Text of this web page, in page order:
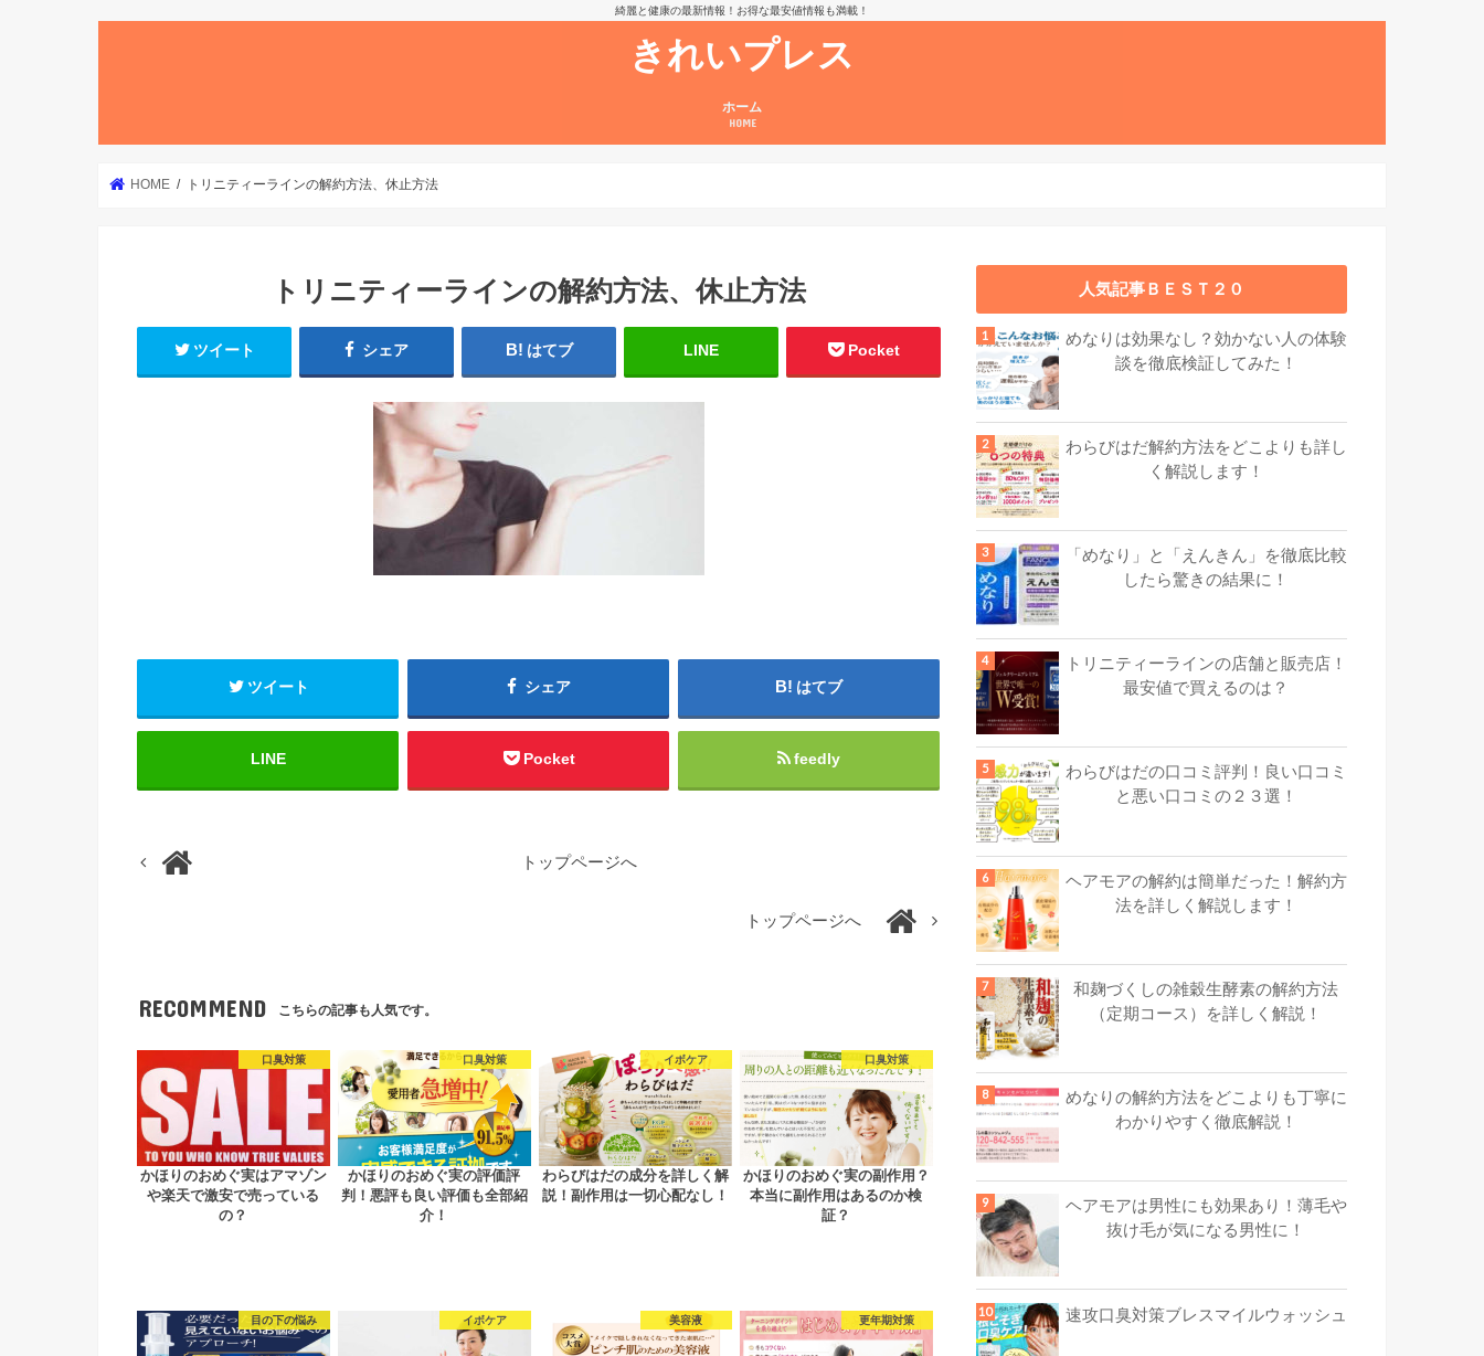
綺麗と健康の最新情報！お得な最安値情報も満載！
きれいプレス
ホーム
HOME
HOME トリニティーラインの解約方法、休止方法
トリニティーラインの解約方法、休止方法
ツイート シェア はてブ LINE Pocket
ツイート シェア はてブ
LINE Pocket feedly
トップページへ
トップページへ
RECOMMEND こちらの記事も人気です。
口臭対策
かほりのおめぐ実はアマゾン
や楽天で激安で売っている
の？
口臭対策
かほりのおめぐ実の評価評
判！悪評も良い評価も全部紹
介！
イボケア
わらびはだの成分を詳しく解
説！副作用は一切心配なし！
口臭対策
かほりのおめぐ実の副作用？
本当に副作用はあるのか検
証？
目の下の悩み イボケア 美容液 更年期対策
人気記事ＢＥＳＴ２０
めなりは効果なし？効かない人の体験
談を徹底検証してみた！
わらびはだ解約方法をどこよりも詳し
く解説します！
「めなり」と「えんきん」を徹底比較
したら驚きの結果に！
トリニティーラインの店舗と販売店！
最安値で買えるのは？
わらびはだの口コミ評判！良い口コミ
と悪い口コミの２３選！
ヘアモアの解約は簡単だった！解約方
法を詳しく解説します！
和麹づくしの雑穀生酵素の解約方法
（定期コース）を詳しく解説！
めなりの解約方法をどこよりも丁寧に
わかりやすく徹底解説！
ヘアモアは男性にも効果あり！薄毛や
抜け毛が気になる男性に！
速攻口臭対策ブレスマイルウォッシュ